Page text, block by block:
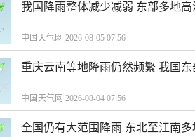
我国降雨整体减少减弱 东部多地
中国天气网 2026-08-05 07:56
重庆云南等地降雨仍然频繁 我国
中国天气网 2026-08-04 07:56
全国仍有大范围降雨 东北至江南